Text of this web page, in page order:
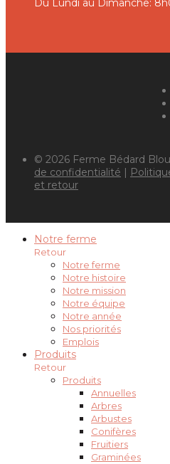
Du Lundi au Dimanche:
© 2026 Ferme Bédard
de confidentialité
et retour
Notre ferme
Retour
Notre ferme
Notre histoire
Notre mission
Notre équipe
Notre année
Nos priorités
Emplois
Produits
Retour
Produits
Annuelles
Arbres
Arbustes
Conifères
Fruitiers
Graminées